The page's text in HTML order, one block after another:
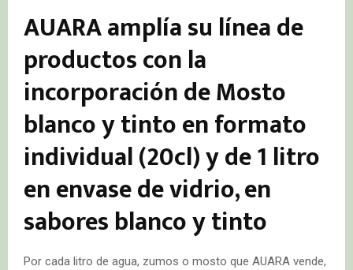
AUARA amplía su línea de
productos con la
incorporación de Mosto
blanco y tinto en formato
individual (20cl) y de 1 litro
en envase de vidrio, en
sabores blanco y tinto
Por cada litro de agua, zumos o mosto que AUARA vende,